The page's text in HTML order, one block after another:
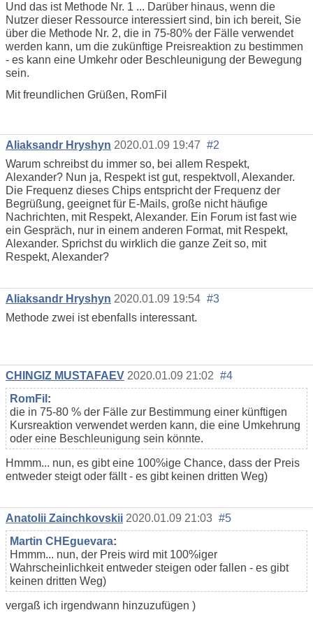
Und das ist Methode Nr. 1 ... Darüber hinaus, wenn die
Nutzer dieser Ressource interessiert sind, bin ich bereit, Sie
über die Methode Nr. 2, die in 75-80% der Fälle verwendet
werden kann, um die zukünftige Preisreaktion zu bestimmen
- es kann eine Umkehr oder Beschleunigung der Bewegung
sein.
Mit freundlichen Grüßen, RomFil
Aliaksandr Hryshyn 2020.01.09 19:47 #2
Warum schreibst du immer so, bei allem Respekt,
Alexander? Nun ja, Respekt ist gut, respektvoll, Alexander.
Die Frequenz dieses Chips entspricht der Frequenz der
Begrüßung, geeignet für E-Mails, große nicht häufige
Nachrichten, mit Respekt, Alexander. Ein Forum ist fast wie
ein Gespräch, nur in einem anderen Format, mit Respekt,
Alexander. Sprichst du wirklich die ganze Zeit so, mit
Respekt, Alexander?
Aliaksandr Hryshyn 2020.01.09 19:54 #3
Methode zwei ist ebenfalls interessant.
CHINGIZ MUSTAFAEV 2020.01.09 21:02 #4
RomFil :
die in 75-80 % der Fälle zur Bestimmung einer künftigen
Kursreaktion verwendet werden kann, die eine Umkehrung
oder eine Beschleunigung sein könnte.
Hmmm... nun, es gibt eine 100%ige Chance, dass der Preis
entweder steigt oder fällt - es gibt keinen dritten Weg)
Anatolii Zainchkovskii 2020.01.09 21:03 #5
Martin CHEguevara:
Hmmm... nun, der Preis wird mit 100%iger
Wahrscheinlichkeit entweder steigen oder fallen - es gibt
keinen dritten Weg)
vergaß ich irgendwann hinzuzufügen )